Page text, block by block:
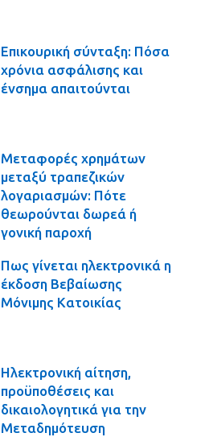
Επικουρική σύνταξη: Πόσα
χρόνια ασφάλισης και
ένσημα απαιτούνται
Μεταφορές χρημάτων
μεταξύ τραπεζικών
λογαριασμών: Πότε
θεωρούνται δωρεά ή
γονική παροχή
Πως γίνεται ηλεκτρονικά η
έκδοση Βεβαίωσης
Μόνιμης Κατοικίας
Ηλεκτρονική αίτηση,
προϋποθέσεις και
δικαιολογητικά για την
Μεταδημότευση